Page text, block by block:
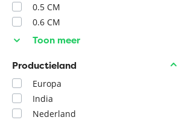
0.5 CM
0.6 CM
Toon meer
Productieland
Europa
India
Nederland